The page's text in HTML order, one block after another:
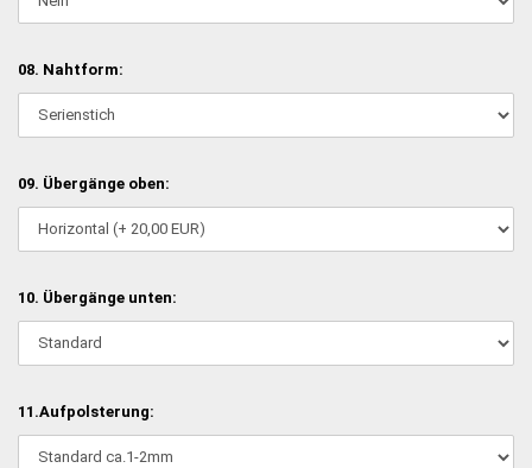
08. Nahtform:
09. Übergänge oben:
10. Übergänge unten:
11.Aufpolsterung: